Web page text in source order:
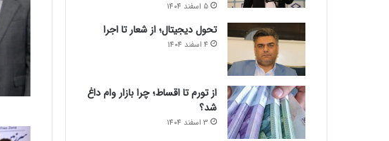
5 اسفند 1404
تحول دیجیتال؛ از شعار تا اجرا
4 اسفند 1404
از تورم تا اقساط؛ چرا بازار وام داغ
شد؟
3 اسفند 1404